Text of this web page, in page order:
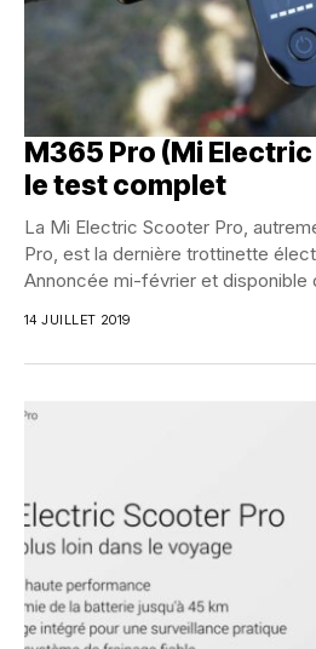
M365 Pro (Mi
le test complet
La Mi Electric Scooter Pro,
Pro, est la dernière trottinette
Annoncée mi-février et disponible
14 JUILLET 2019